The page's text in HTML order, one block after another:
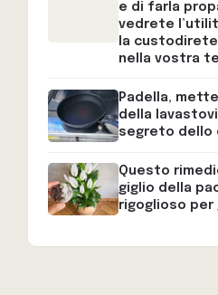
e di farla
vedrete
la
nella vostra
Padella,
della
segreto dello
Questo
giglio della
rigoglioso per